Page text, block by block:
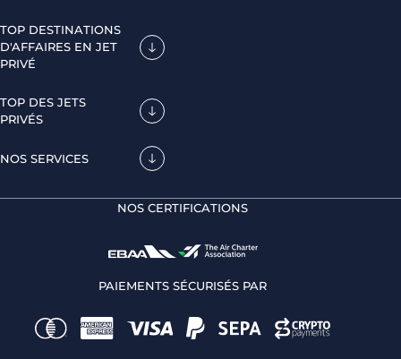
TOP DESTINATIONS
D'AFFAIRES EN JET
PRIVÉ
TOP DES JETS
PRIVÉS
NOS SERVICES
NOS CERTIFICATIONS
PAIEMENTS SÉCURISÉS PAR